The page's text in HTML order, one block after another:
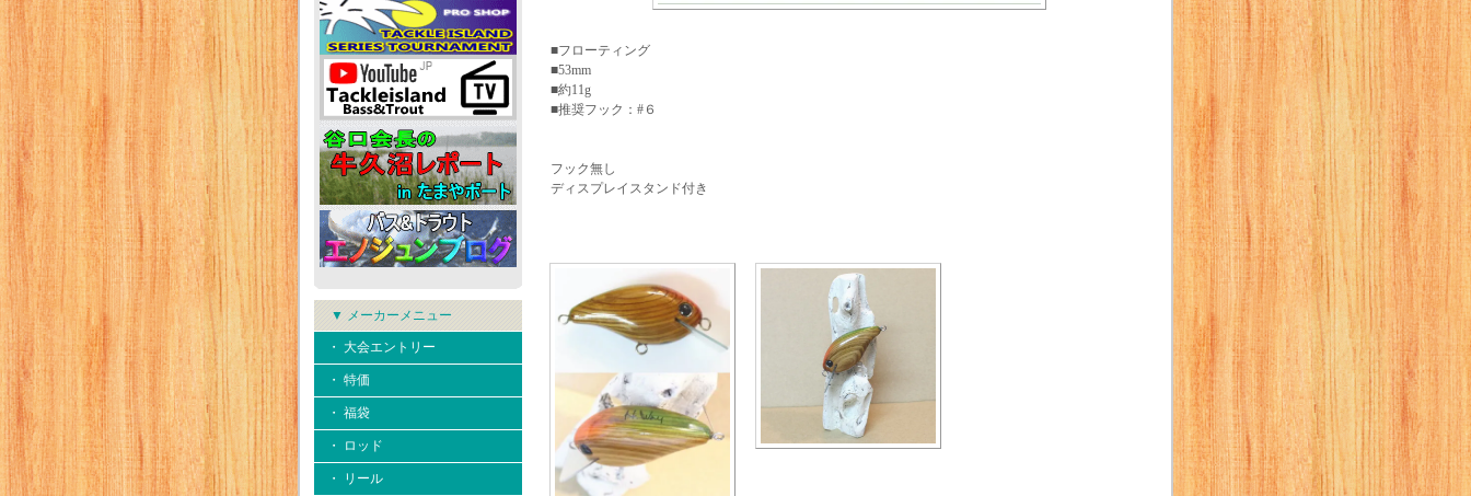
▼ メーカーメニュー
・ 大会エントリー
・ 特価
・ 福袋
・ ロッド
・ リール
■フローティング
■53mm
■約11g
■推奨フック：#６
フック無し
ディスプレイスタンド付き